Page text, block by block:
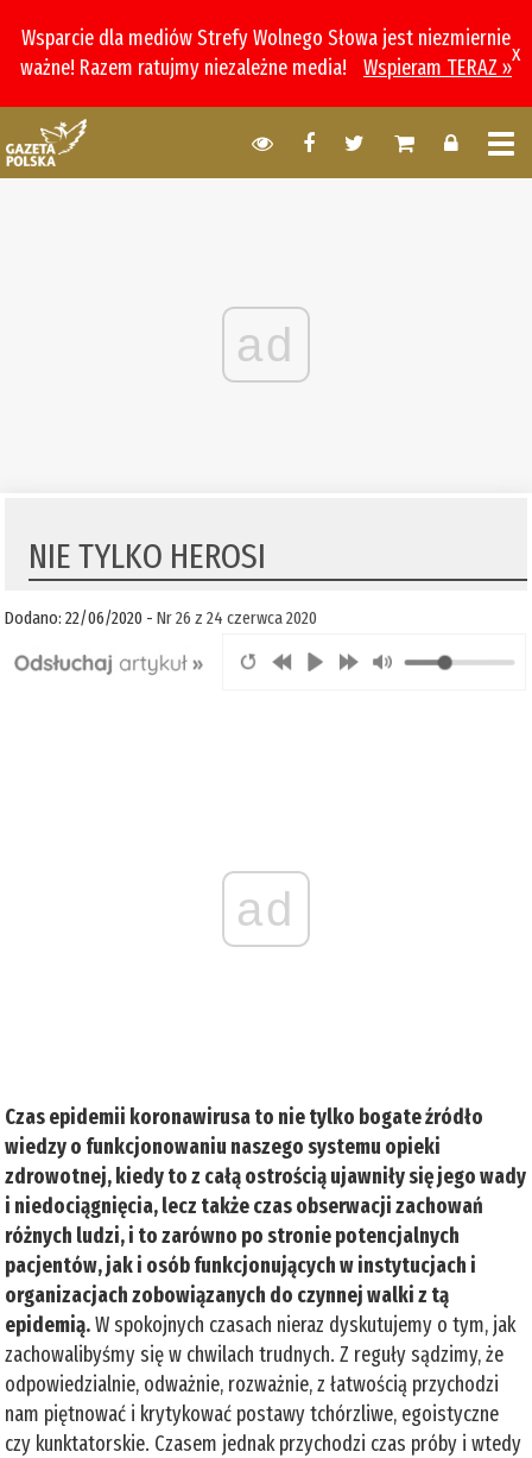
Wsparcie dla mediów Strefy Wolnego Słowa jest niezmiernie
ważne! Razem ratujmy niezależne media!
Wspieram TERAZ »
x
ad
NIE TYLKO HEROSI
Dodano: 22/06/2020 -Nr 26 z 24 czerwca 2020
ad
Czas epidemii koronawirusa to nie tylko bogate źródło
wiedzy o funkcjonowaniu naszego systemu opieki
zdrowotnej, kiedy to z całą ostrością ujawniły się jego wady
i niedociągnięcia, lecz także czas obserwacji zachowań
różnych ludzi, i to zarówno po stronie potencjalnych
pacjentów, jak i osób funkcjonujących w instytucjach i
organizacjach zobowiązanych do czynnej walki z tą
epidemią.W spokojnych czasach nieraz dyskutujemy o tym, jak
zachowalibyśmy się w chwilach trudnych. Z reguły sądzimy, że
odpowiedzialnie, odważnie, rozważnie, z łatwością przychodzi
nam piętnować i krytykować postawy tchórzliwe, egoistyczne
czy kunktatorskie. Czasem jednak przychodzi czas próby i wtedy